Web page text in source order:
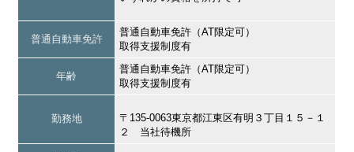
普通自動車免許
普通自動車免許（AT限定可）
取得支援制度有
年齢
普通自動車免許（AT限定可）
取得支援制度有
勤務地
〒135-0063東京都江東区有明３丁目１５－１
２ 当社待機所